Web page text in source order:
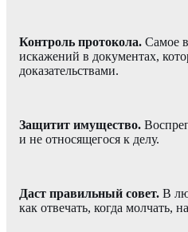
Контроль протокола. Самое
искажений в документах,
доказательствами.
Защитит имущество.
и не относящегося к делу.
Даст правильный совет. В
как отвечать, когда молчать,